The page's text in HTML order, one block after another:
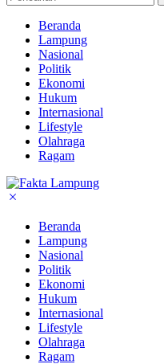
Beranda
Lampung
Nasional
Politik
Ekonomi
Hukum
Internasional
Lifestyle
Olahraga
Ragam
Beranda
Lampung
Nasional
Politik
Ekonomi
Hukum
Internasional
Lifestyle
Olahraga
Ragam